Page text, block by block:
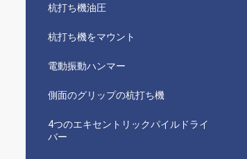
杭打ち機油圧
杭打ち機をマウント
電動振動ハンマー
側面のグリップの杭打ち機
4つのエキセントリックパイルドライ
バー